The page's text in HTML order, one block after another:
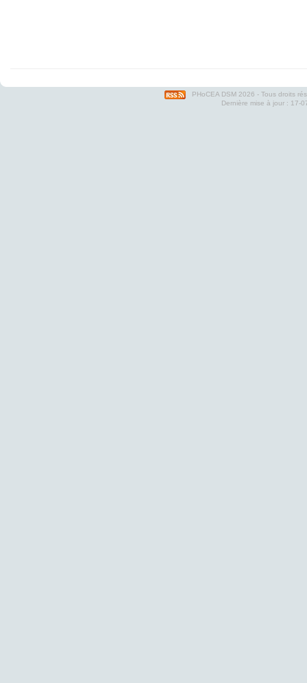
PHoCEA DSM 2026 - Tous droits
Dernière mise à jour : 17-